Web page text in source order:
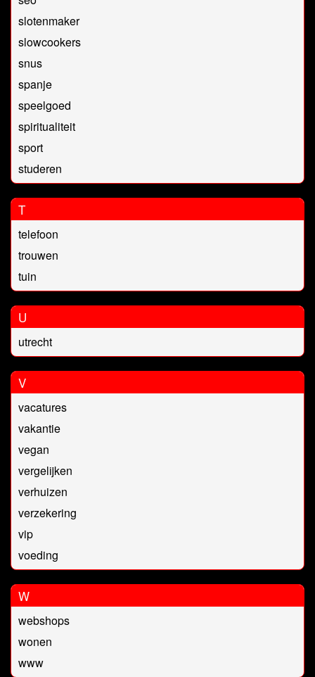
slotenmaker
slowcookers
snus
spanje
speelgoed
spiritualiteit
sport
studeren
T
telefoon
trouwen
tuin
U
utrecht
V
vacatures
vakantie
vegan
vergelijken
verhuizen
verzekering
vip
voeding
W
webshops
wonen
www